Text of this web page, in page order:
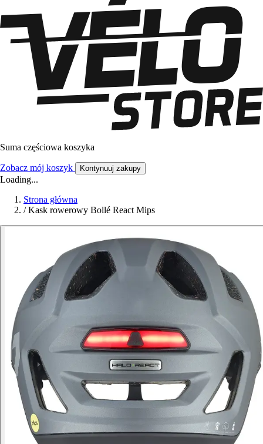
Suma częściowa koszyka
Zobacz mój koszyk Kontynuuj zakupy
Loading...
Strona główna
/ Kask rowerowy Bollé React Mips